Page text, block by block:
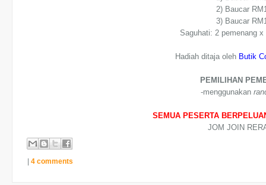
2) Baucar
3) Baucar
Saguhati: 2 pemenang x
Hadiah ditaja oleh Butik
PEMILIHAN
-menggunakan
SEMUA PESERTA
JOM JOIN
| 4 comments